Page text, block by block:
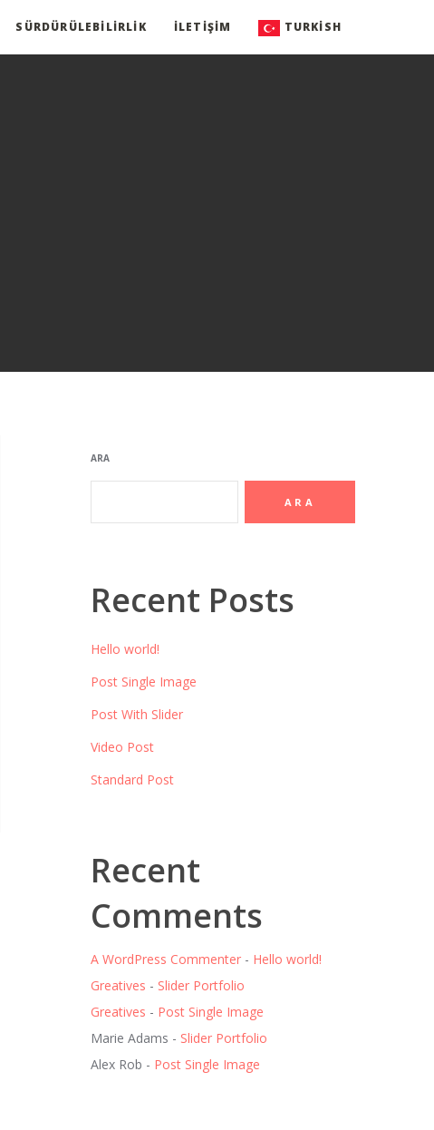
SÜRDÜRÜLEBILIRLIK İLETIŞIM TURKISH
ARA
ARA
Recent Posts
Hello world!
Post Single Image
Post With Slider
Video Post
Standard Post
Recent
Comments
A WordPress Commenter- Hello world!
Greatives - Slider Portfolio
Greatives - Post Single Image
Marie Adams - Slider Portfolio
Alex Rob - Post Single Image